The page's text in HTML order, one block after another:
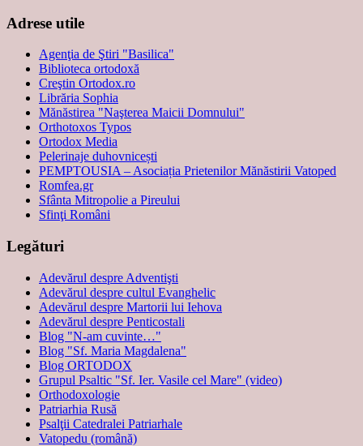
Adrese utile
Agenţia de Ştiri "Basilica"
Biblioteca ortodoxă
Creştin Ortodox.ro
Librăria Sophia
Mănăstirea "Naşterea Maicii Domnului"
Orthotoxos Typos
Ortodox Media
Pelerinaje duhovnicești
PEMPTOUSIA – Asociația Prietenilor Mănăstirii Vatoped
Romfea.gr
Sfânta Mitropolie a Pireului
Sfinţi Români
Legături
Adevărul despre Adventişti
Adevărul despre cultul Evanghelic
Adevărul despre Martorii lui Iehova
Adevărul despre Penticostali
Blog "N-am cuvinte…"
Blog "Sf. Maria Magdalena"
Blog ORTODOX
Grupul Psaltic "Sf. Ier. Vasile cel Mare" (video)
Orthodoxologie
Patriarhia Rusă
Psalţii Catedralei Patriarhale
Vatopedu (română)